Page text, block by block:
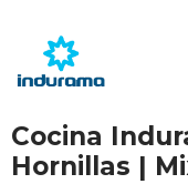
Cocina
Hornillas |